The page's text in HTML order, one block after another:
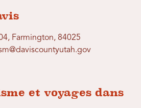
Farmington, 84025
et voyages dans